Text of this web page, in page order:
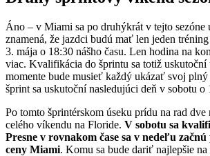
Áno – v Miami sa po druhýkrát v tejto sezóne
znamená, že jazdci budú mať len jeden
3. mája o 18:30 nášho času. Len hodina na
viac. Kvalifikácia do šprintu sa totiž
momente bude musieť každý ukázať svoj
šprint sa uskutoční nasledujúci deň v sobotu o
Po tomto šprintérskom úseku prídu na rad
celého víkendu na Floride. V sobotu sa
Presne v rovnakom čase sa v nedeľu
ceny Miami. Komu sa bude dariť najlepšie